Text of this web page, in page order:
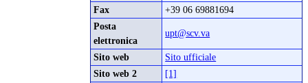
Fax
+39 06 69881694
Posta
elettronica
upt@scv.va
Sito web
Sito ufficiale
Sito web 2
[1]